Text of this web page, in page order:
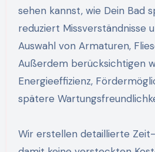
sehen kannst, wie Dein Bad
reduziert Missverständnisse
Auswahl von Armaturen,
Außerdem berücksichtigen
Energieeffizienz,
spätere
Wir erstellen detaillierte